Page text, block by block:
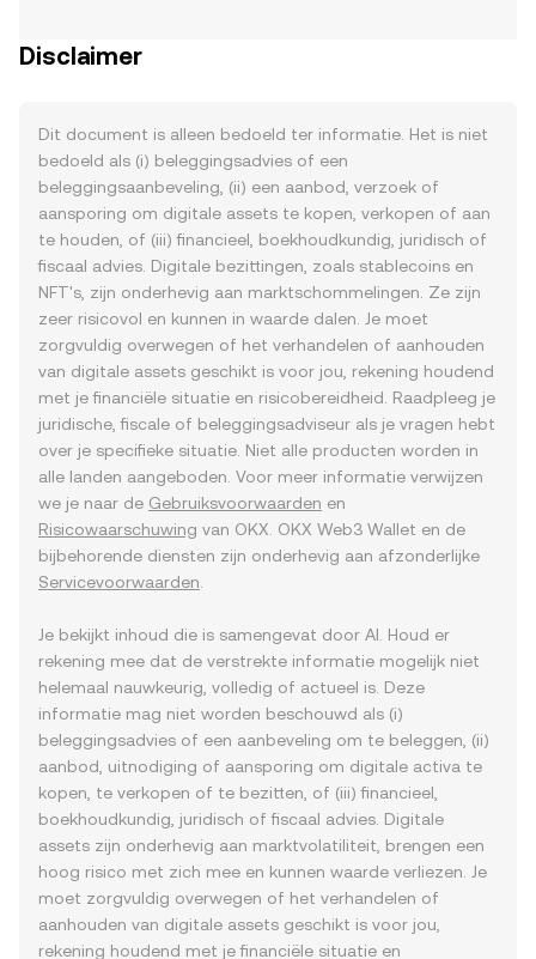
Disclaimer
Dit document is alleen bedoeld ter informatie. Het is niet
bedoeld als (i) beleggingsadvies of een
beleggingsaanbeveling, (ii) een aanbod, verzoek of
aansporing om digitale assets te kopen, verkopen of aan
te houden, of (iii) financieel, boekhoudkundig, juridisch of
fiscaal advies. Digitale bezittingen, zoals stablecoins en
NFT's, zijn onderhevig aan marktschommelingen. Ze zijn
zeer risicovol en kunnen in waarde dalen. Je moet
zorgvuldig overwegen of het verhandelen of aanhouden
van digitale assets geschikt is voor jou, rekening houdend
met je financiële situatie en risicobereidheid. Raadpleeg je
juridische, fiscale of beleggingsadviseur als je vragen hebt
over je specifieke situatie. Niet alle producten worden in
alle landen aangeboden. Voor meer informatie verwijzen
we je naar de Gebruiksvoorwaarden en
Risicowaarschuwing van OKX. OKX Web3 Wallet en de
bijbehorende diensten zijn onderhevig aan afzonderlijke
Servicevoorwaarden
Je bekijkt inhoud die is samengevat door AI. Houd er
rekening mee dat de verstrekte informatie mogelijk niet
helemaal nauwkeurig, volledig of actueel is. Deze
informatie mag niet worden beschouwd als (i)
beleggingsadvies of een aanbeveling om te beleggen, (ii)
aanbod, uitnodiging of aansporing om digitale activa te
kopen, te verkopen of te bezitten, of (iii) financieel,
boekhoudkundig, juridisch of fiscaal advies. Digitale
assets zijn onderhevig aan marktvolatiliteit, brengen een
hoog risico met zich mee en kunnen waarde verliezen. Je
moet zorgvuldig overwegen of het verhandelen of
aanhouden van digitale assets geschikt is voor jou,
rekening houdend met je financiële situatie en